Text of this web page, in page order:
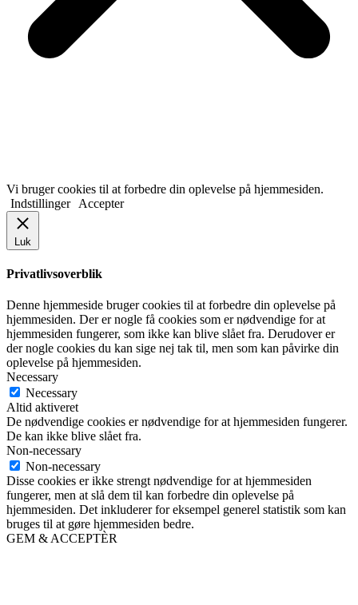
Vi bruger cookies til at forbedre din oplevelse på hjemmesiden.
Indstillinger
Accepter
Luk
Privatlivsoverblik
Denne hjemmeside bruger cookies til at forbedre din oplevelse på
hjemmesiden. Der er nogle få cookies som er nødvendige for at
hjemmesiden fungerer, som ikke kan blive slået fra. Derudover er
der nogle cookies du kan sige nej tak til, men som kan påvirke din
oplevelse på hjemmesiden.
Necessary
Necessary
Altid aktiveret
De nødvendige cookies er nødvendige for at hjemmesiden fungerer.
De kan ikke blive slået fra.
Non-necessary
Non-necessary
Disse cookies er ikke strengt nødvendige for at hjemmesiden
fungerer, men at slå dem til kan forbedre din oplevelse på
hjemmesiden. Det inkluderer for eksempel generel statistik som kan
bruges til at gøre hjemmesiden bedre.
GEM & ACCEPTÈR